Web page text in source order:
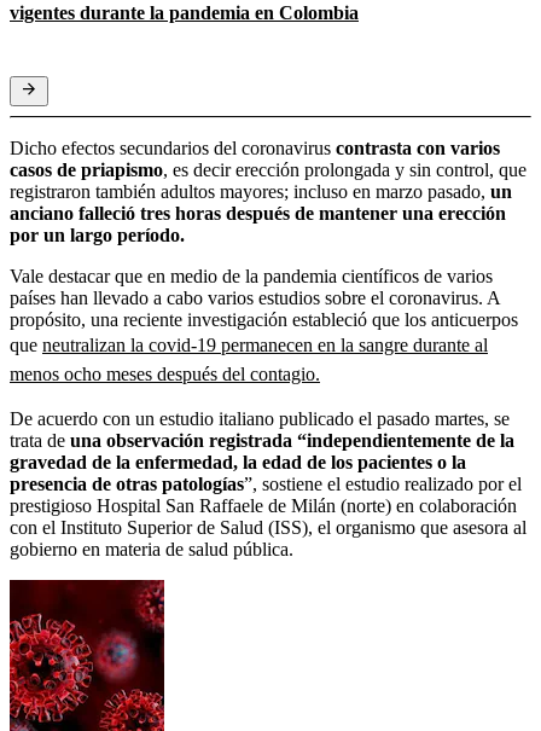
vigentes durante la pandemia en Colombia
Dicho efectos secundarios del coronavirus contrasta con varios
casos de priapismo, es decir erección prolongada y sin control, que
registraron también adultos mayores; incluso en marzo pasado, un
anciano falleció tres horas después de mantener una erección
por un largo período.
Vale destacar que en medio de la pandemia científicos de varios
países han llevado a cabo varios estudios sobre el coronavirus. A
propósito, una reciente investigación estableció que los anticuerpos
que neutralizan la covid-19 permanecen en la sangre durante al
menos ocho meses después del contagio.
De acuerdo con un estudio italiano publicado el pasado martes, se
trata de una observación registrada “independientemente de la
gravedad de la enfermedad, la edad de los pacientes o la
presencia de otras patologías”, sostiene el estudio realizado por el
prestigioso Hospital San Raffaele de Milán (norte) en colaboración
con el Instituto Superior de Salud (ISS), el organismo que asesora al
gobierno en materia de salud pública.